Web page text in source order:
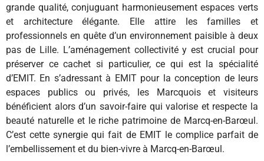
grande qualité, conjuguant harmonieusement espaces verts
et architecture élégante. Elle attire les familles et
professionnels en quête d’un environnement paisible à deux
pas de Lille. L’aménagement collectivité y est crucial pour
préserver ce cachet si particulier, ce qui est la spécialité
d’EMIT. En s’adressant à EMIT pour la conception de leurs
espaces publics ou privés, les Marcquois et visiteurs
bénéficient alors d’un savoir-faire qui valorise et respecte la
beauté naturelle et le riche patrimoine de Marcq-en-Barœul.
C’est cette synergie qui fait de EMIT le complice parfait de
l’embellissement et du bien-vivre à Marcq-en-Barœul.